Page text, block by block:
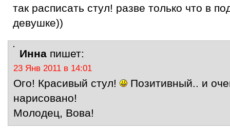
так расписать стул! разве только что в
девушке))
Инна пишет:
23 Янв 2011 в 14:01
Ого! Красивый стул!
Позитивный.. и
нарисовано!
Молодец, Вова!